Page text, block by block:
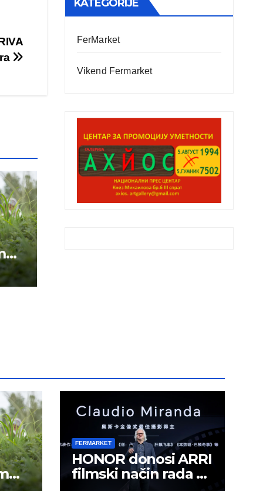
KATEGORIJE
FerMarket
Vikend Fermarket
FERMARKET
HONOR donosi ARRI
filmski način rada u